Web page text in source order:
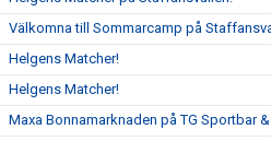
Välkomna till Sommarcamp på
Helgens Matcher!
Helgens Matcher!
Maxa Bonnamarknaden på TG Sportbar